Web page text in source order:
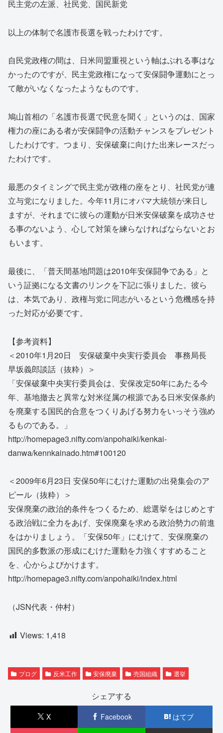
民主党の左派、社民党、国民新党
以上の体制で名護市長選を戦ったわけです。
自民党政権の間は、日米同盟重視という軸はぶれる事はな
かったのですが、民主党政権になって安保闘争運動にとっ
て敵がいなくなったようなものです。
鳩山首相の「名護市長選で民意を聞く」というのは、国家
権力の座にある者が安保闘争の活動チャンスをプレゼント
したわけです。つまり、安保破棄に向けた出来レースだっ
たわけです。
最悪のタイミングで民主党が政権の座をとり、社民党が連
立与党になりました。今年11月にオバマ大統領が来日し
ますが、それまでに彼らの運動が日米安保破棄を成功させ
る事のないよう、心して対策を練らなければならないとお
もいます。
最後に、「普天間基地問題は2010年安保闘争である」と
いう証拠になる文書のリンクを下記に張りました。彼ら
は、本気であり、政権与党に同志がいるという危機感を持
った対応が必要です。
【参考資料】
＜2010年1月20日 安保破棄中央実行委員会 事務局長
早坂義郎談話（抜粋）＞
「安保破棄中央実行委員会は、安保改定50年にあたる今
年、基地撤去と異常な対米従属の根源である日米安保条約
を廃棄する国民的合意をつくりあげる努力をいっそう強め
るものである。」
http://homepage3.nifty.com/anpohaiki/kenkai-
danwa/kennkainado.htm#100120
＜2009年6月23日 安保50年にむけた運動の出発集会のア
ピール（抜粋）＞
安保廃棄の政治的条件をつくるため、総選挙をはじめとす
る政治戦に全力をあげ、安保廃棄を求める政治勢力の前進
をはかりましょう。「安保50年」にむけて、安保廃棄の
国民的多数派の形成にむけた運動を力強くすすめること
を、心からよびかけます。
http://homepage3.nifty.com/anpohaiki/index.html
（JSN代表・仲村）
Views: 1,418
ブログ 反米工作 安保廃棄 売国組織 選挙
シェアする
X Facebook はてブ